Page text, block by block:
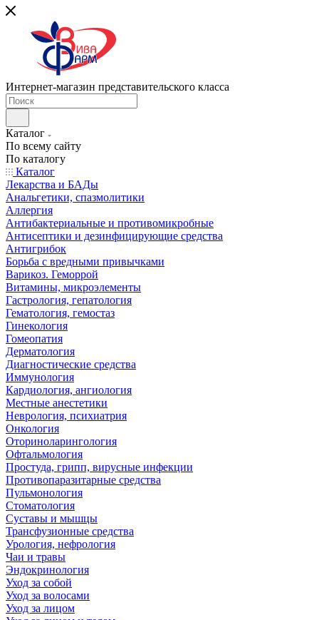
Интернет-магазин представительского класса
Каталог
По всему сайту
По каталогу
Каталог
Лекарства и БАДы
Анальгетики, спазмолитики
Аллергия
Антибактериальные и противомикробные
Антисептики и дезинфицирующие средства
Антигрибок
Борьба с вредными привычками
Варикоз. Геморрой
Витамины, микроэлементы
Гастрология, гепатология
Гематология, гемостаз
Гинекология
Гомеопатия
Дерматология
Диагностические средства
Иммунология
Кардиология, ангиология
Местные анестетики
Неврология, психиатрия
Онкология
Оториноларингология
Офтальмология
Простуда, грипп, вирусные инфекции
Противопаразитарные средства
Пульмонология
Стоматология
Суставы и мышцы
Трансфузионные средства
Урология, нефрология
Чаи и травы
Эндокринология
Уход за собой
Уход за волосами
Уход за лицом